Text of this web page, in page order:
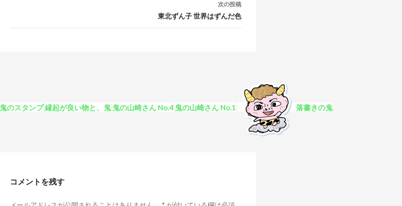
次の投稿
東北ずん子 世界はずんだ色
鬼のスタンプ縁起が良い物と、鬼 鬼の山崎さん No.4 鬼の山崎さん No.1 落書きの鬼
コメントを残す